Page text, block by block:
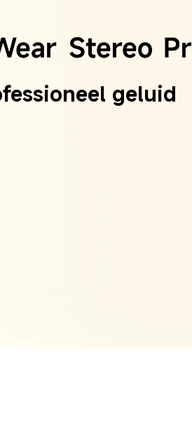
geluid